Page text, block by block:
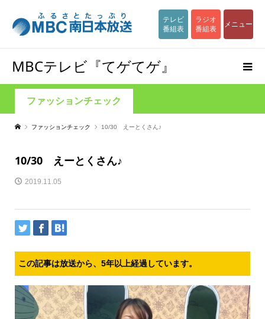
テレビ
番組表
ラジオ
番組表
メニュー
MBCテレビ『てゲてゲ』
ファッションチェック
ファッションチェック 10/30 えーとくさん♪
10/30 えーとくさん♪
2019.11.05
この記事は放送から、5年以上経過しています。